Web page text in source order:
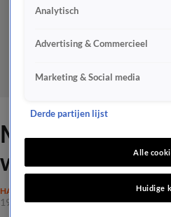
Monique in
woorden
HAZES
19 juli 2023, 18:14
Analytisch
Advertising & Commercieel
Marketing & Social media
Derde partijen lijst
Alle
Huidige